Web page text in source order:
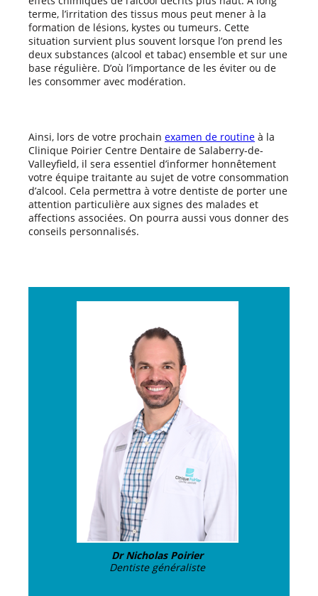
terme, l’irritation des tissus mous peut mener à la
formation de lésions, kystes ou tumeurs. Cette
situation survient plus souvent lorsque l’on prend les
deux substances (alcool et tabac) ensemble et sur une
base régulière. D’où l’importance de les éviter ou de
les consommer avec modération.
Ainsi, lors de votre prochain examen de routine à la
Clinique Poirier Centre Dentaire de Salaberry-de-
Valleyfield, il sera essentiel d’informer honnêtement
votre équipe traitante au sujet de votre consommation
d’alcool. Cela permettra à votre dentiste de porter une
attention particulière aux signes des malades et
affections associées. On pourra aussi vous donner des
conseils personnalisés.
Dr Nicholas Poirier
Dentiste généraliste